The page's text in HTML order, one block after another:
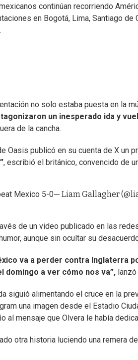
continúan recorriendo
en Bogotá, Lima, Santiago
no solo estaba puesta en la
un inesperado ida y
de la cancha.
Oasis publicó en su cuenta de X un
, escribió el británico, convencido de
Mexico 5-0— Liam Gallagher
de un video publicado en las
aunque sin ocultar su
va a perder contra Inglaterra
domingo a ver cómo nos va”,
siguió alimentando el cruce en la
una imagen desde el Estadio
al mensaje que Olvera le había
otra historia luciendo una remera